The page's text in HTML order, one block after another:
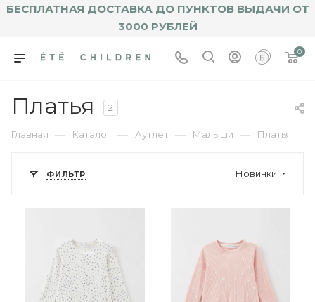
БЕСПЛАТНАЯ ДОСТАВКА ДО ПУНКТОВ ВЫДАЧИ ОТ
3000 РУБЛЕЙ
0
Платья 2
Главная — Каталог — Аутлет — Малыши — Платья
ФИЛЬТР Новинки